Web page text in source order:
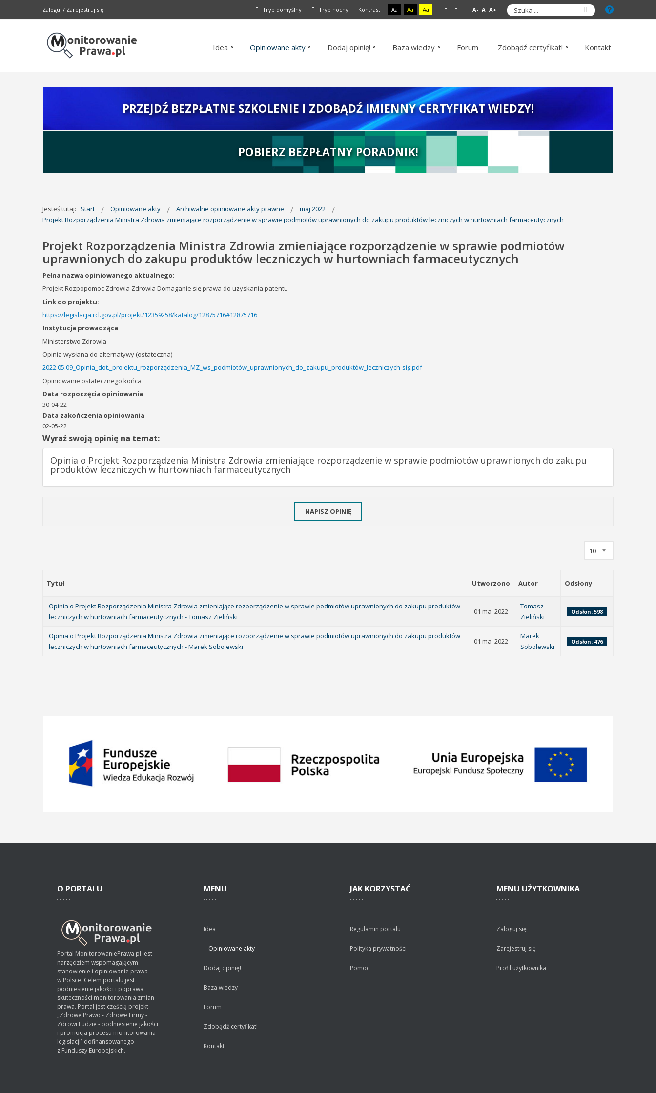
Zaloguj / Zarejestruj się Tryb domyślny Tryb nocny Kontrast Aa Aa Aa A- A A+
Idea Opiniowane akty Dodaj opinię! Baza wiedzy Forum Zdobądź certyfikat! Kontakt
PRZEJDŹ BEZPŁATNE SZKOLENIE I ZDOBĄDŹ IMIENNY CERTYFIKAT WIEDZY!
POBIERZ BEZPŁATNY PORADNIK!
Jesteś tutaj: Start Opiniowane akty Archiwalne opiniowane akty prawne
maj 2022
Projekt Rozporządzenia Ministra Zdrowia zmieniające rozporządzenie w sprawie podmiotów uprawnionych do zakupu produktów leczniczych w hurtowniach farmaceutycznych
Projekt Rozporządzenia Ministra Zdrowia zmieniające rozporządzenie w sprawie podmiotów
uprawnionych do zakupu produktów leczniczych w hurtowniach farmaceutycznych
Pełna nazwa opiniowanego aktualnego:
Projekt Rozpopomoc Zdrowia Zdrowia Domaganie się prawa do uzyskania patentu
Link do projektu:
https://legislacja.rcl.gov.pl/projekt/12359258/katalog/12875716#12875716
Instytucja prowadząca
Ministerstwo Zdrowia
Opinia wysłana do alternatywy (ostateczna)
2022.05.09_Opinia_dot._projektu_rozporządzenia_MZ_ws_podmiotów_uprawnionych_do_zakupu_produktów_leczniczych-sig.pdf
Opiniowanie ostatecznego końca
Data rozpoczęcia opiniowania
30-04-22
Data zakończenia opiniowania
02-05-22
Wyraź swoją opinię na temat:
Opinia o Projekt Rozporządzenia Ministra Zdrowia zmieniające rozporządzenie w sprawie podmiotów uprawnionych do zakupu
produktów leczniczych w hurtowniach farmaceutycznych
NAPISZ OPINIĘ
10
Tytuł Utworzono Autor Odsłony
Opinia o Projekt Rozporządzenia Ministra Zdrowia zmieniające rozporządzenie w sprawie podmiotów uprawnionych do zakupu produktów
leczniczych w hurtowniach farmaceutycznych - Tomasz Zieliński
01 maj 2022
Tomasz
Zieliński
Odsłon: 598
Opinia o Projekt Rozporządzenia Ministra Zdrowia zmieniające rozporządzenie w sprawie podmiotów uprawnionych do zakupu produktów
leczniczych w hurtowniach farmaceutycznych - Marek Sobolewski
01 maj 2022
Marek
Sobolewski
Odsłon: 476
O PORTALU
Portal MonitorowaniePrawa.pl jest
narzędziem wspomagającym
stanowienie i opiniowanie prawa
w Polsce. Celem portalu jest
podniesienie jakości i poprawa
skuteczności monitorowania zmian
prawa. Portal jest częścią projekt
„Zdrowe Prawo - Zdrowe Firmy -
Zdrowi Ludzie - podniesienie jakości
i promocja procesu monitorowania
legislacji” dofinansowanego
z Funduszy Europejskich.
MENU
Idea
Opiniowane akty
Dodaj opinię!
Baza wiedzy
Forum
Zdobądź certyfikat!
Kontakt
JAK KORZYSTAĆ
Regulamin portalu
Polityka prywatności
Pomoc
MENU UŻYTKOWNIKA
Zaloguj się
Zarejestruj się
Profil użytkownika